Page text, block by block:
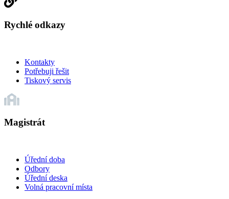
Rychlé odkazy
Kontakty
Potřebuji řešit
Tiskový servis
Magistrát
Úřední doba
Odbory
Úřední deska
Volná pracovní místa